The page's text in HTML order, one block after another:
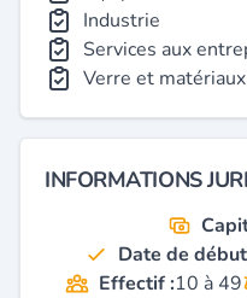
Industrie
Services aux
Verre et
INFORMATIONS
Date de
Effectif :10 à 49